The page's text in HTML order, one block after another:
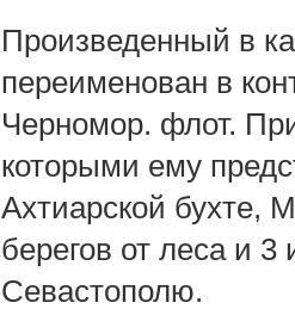
Произведенный в
переименован в
Черномор. флот.
которыми ему
Ахтиарской бухте,
берегов от леса и
Севастополю.